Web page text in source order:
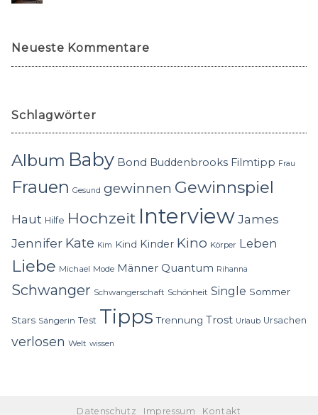
Neueste Kommentare
Schlagwörter
Album Baby Bond Buddenbrooks Filmtipp Frau
Frauen Gesund gewinnen Gewinnspiel
Haut Hilfe Hochzeit InterviewJames
Jennifer Kate Kim Kind Kinder Kino Körper Leben
Liebe Michael Mode Männer Quantum Rihanna
Schwanger Schwangerschaft Schönheit Single Sommer
Stars Sängerin Test Tipps Trennung Trost Urlaub Ursachen
verlosen Welt wissen
Datenschutz Impressum Kontakt